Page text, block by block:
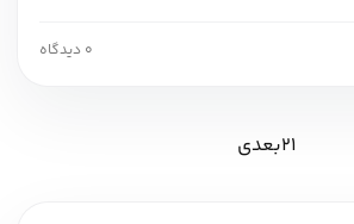
0 دیدگاه
1
2بعدی